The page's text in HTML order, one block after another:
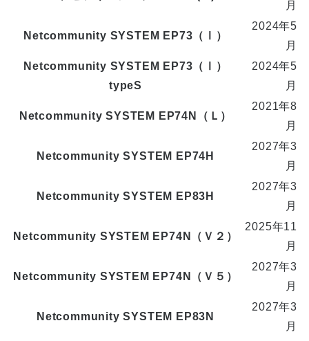
月
Netcommunity SYSTEM EP73（Ⅰ）
2024年5
月
Netcommunity SYSTEM EP73（Ⅰ）
typeS
2024年5
月
Netcommunity SYSTEM EP74N（Ｌ）
2021年8
月
Netcommunity SYSTEM EP74H
2027年3
月
Netcommunity SYSTEM EP83H
2027年3
月
Netcommunity SYSTEM EP74N（Ｖ２）
2025年11
月
Netcommunity SYSTEM EP74N（Ｖ５）
2027年3
月
Netcommunity SYSTEM EP83N
2027年3
月